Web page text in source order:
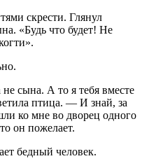
скрести. Глянул
«Будь что будет! Не
сына. А то я тебя вместе
птица. — И знай, за
ко мне во дворец одного
он пожелает.
бедный человек.